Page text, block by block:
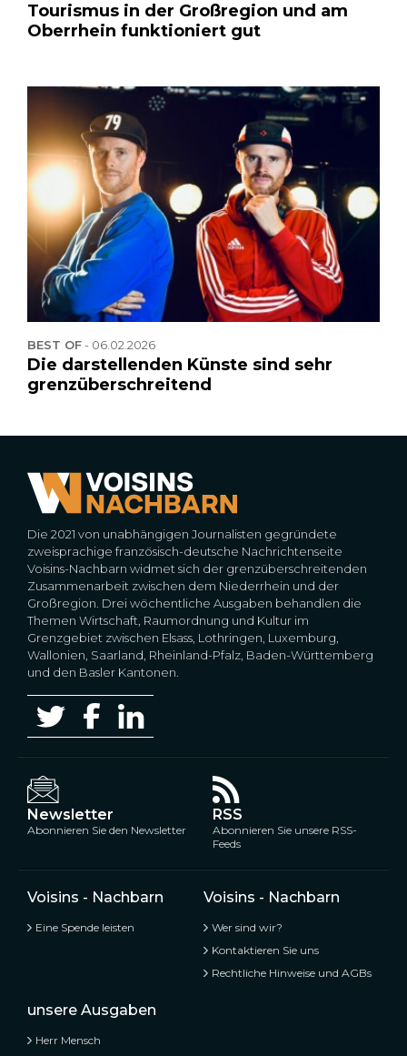
Tourismus in der Großregion und am
Oberrhein funktioniert gut
BEST OF- 06.02.2026
Die darstellenden Künste sind sehr
grenzüberschreitend
Die 2021 von unabhängigen Journalisten gegründete
zweisprachige französisch-deutsche Nachrichtenseite
Voisins-Nachbarn widmet sich der grenzüberschreitenden
Zusammenarbeit zwischen dem Niederrhein und der
Großregion. Drei wöchentliche Ausgaben behandlen die
Themen Wirtschaft, Raumordnung und Kultur im
Grenzgebiet zwischen Elsass, Lothringen, Luxemburg,
Wallonien, Saarland, Rheinland-Pfalz, Baden-Württemberg
und den Basler Kantonen.
Newsletter
Abonnieren Sie den Newsletter
RSS
Abonnieren Sie unsere RSS-
Feeds
Voisins - Nachbarn
Eine Spende leisten
Voisins - Nachbarn
Wer sind wir?
Kontaktieren Sie uns
Rechtliche Hinweise und AGBs
unsere Ausgaben
Herr Mensch